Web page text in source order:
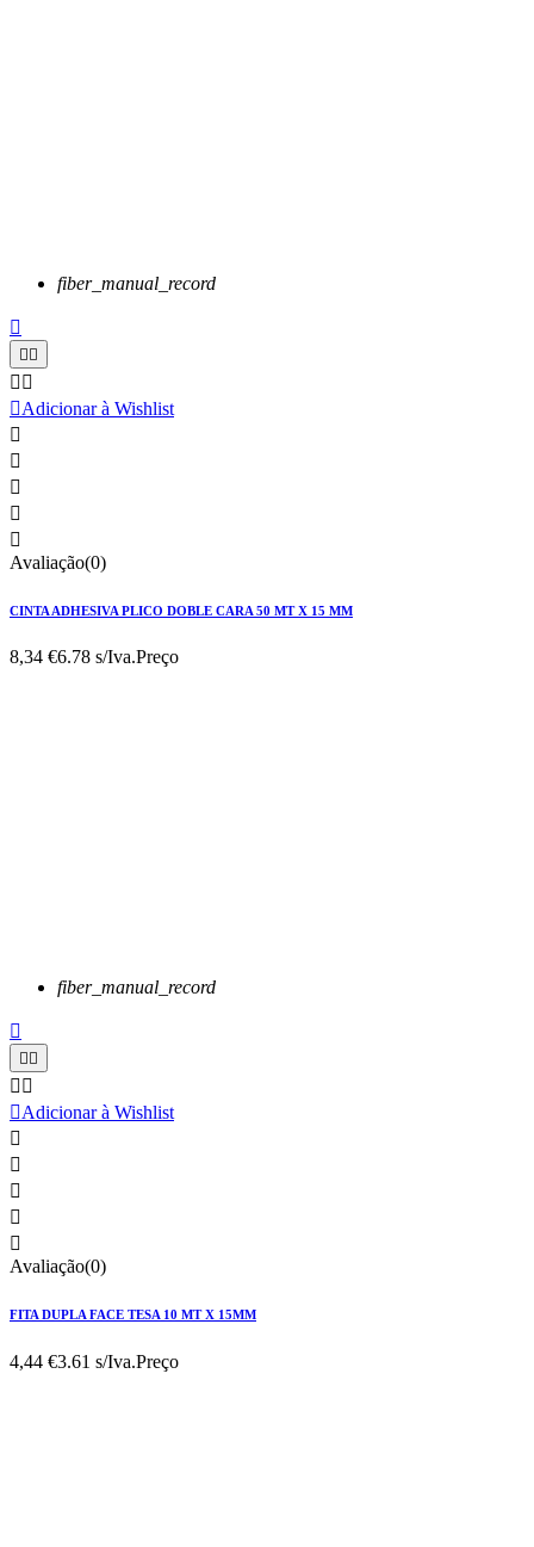
fiber_manual_record


 
Adicionar à Wishlist





Avaliação(0)
CINTA ADHESIVA PLICO DOBLE CARA 50 MT X 15 MM
8,34 €6.78 s/Iva.Preço
fiber_manual_record

 
 
Adicionar à Wishlist





Avaliação(0)
FITA DUPLA FACE TESA 10 MT X 15MM
4,44 €3.61 s/Iva.Preço